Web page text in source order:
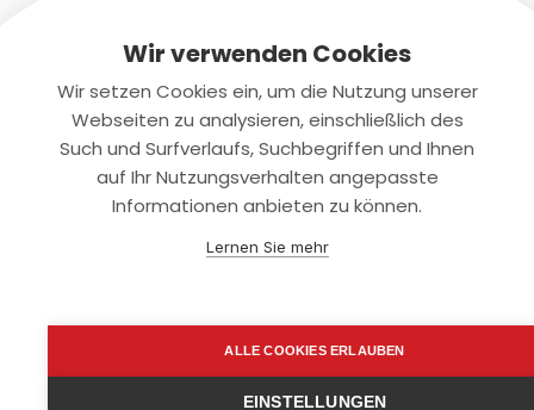
Rechtliches
Datenschutz
support@smartkuendigen.de
Wir verwenden Cookies
Wir setzen Cookies ein, um die Nutzung unserer
Webseiten zu analysieren, einschließlich des
Such und Surfverlaufs, Suchbegriffen und Ihnen
auf Ihr Nutzungsverhalten angepasste
Informationen anbieten zu können.
Lernen Sie mehr
ALLE COOKIES ERLAUBEN
EINSTELLUNGEN